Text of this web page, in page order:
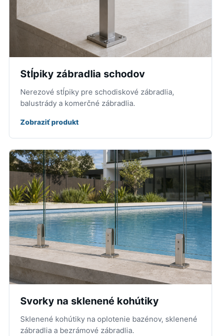
Stĺpiky zábradlia schodov
Nerezové stĺpiky pre schodiskové zábradlia,
balustrády a komerčné zábradlia.
Zobraziť produkt
Svorky na sklenené kohútiky
Sklenené kohútiky na oplotenie bazénov, sklenené
zábradlia a bezrámové zábradlia.